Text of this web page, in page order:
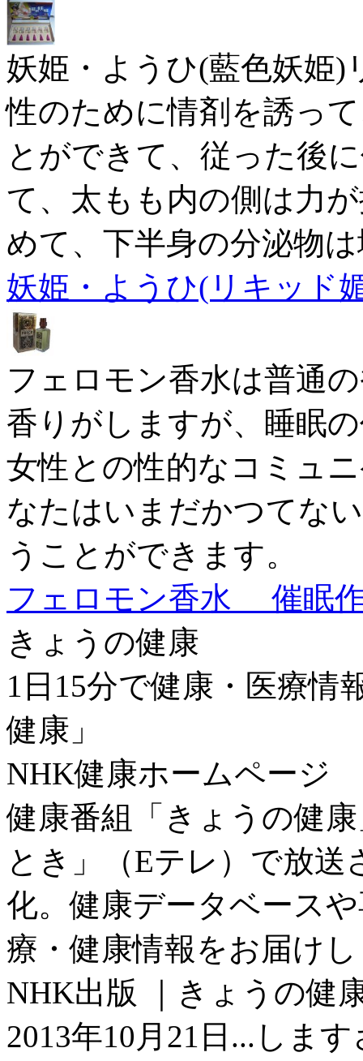
妖姫・ようひ(藍色妖姫)
性のために情剤を誘っ
とができて、従った後
て、太もも内の側は力
めて、下半身の分泌物
妖姫・ようひ(リキッド
フェロモン香水は普通
香りがしますが、睡眠
女性との性的なコミュ
なたはいまだかつてな
うことができます。
フェロモン香水 催眠
きょうの健康
1日15分で健康・医療情
健康」
NHK健康ホームページ
健康番組「きょうの健
とき」（Eテレ）で放
化。健康データベース
療・健康情報をお届け
NHK出版 ｜きょうの健
2013年10月21日...しま